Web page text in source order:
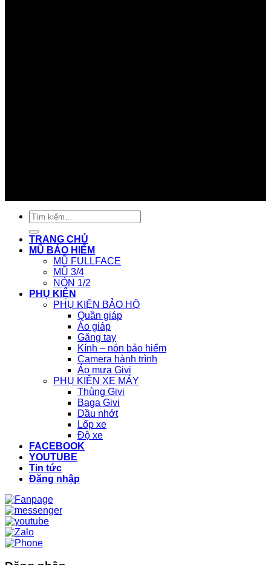
Tìm
kiếm:
TRANG CHỦ
MŨ BẢO HIỂM
MŨ FULLFACE
MŨ 3/4
NÓN 1/2
PHỤ KIỆN
PHỤ KIỆN BẢO HỘ
Quần giáp
Áo giáp
Găng tay
Kính – nón bảo hiểm
Camera hành trình
Áo mưa Givi
PHỤ KIỆN XE MÁY
Thùng Givi
Baga Givi
Dầu nhớt
Lốp xe
Độ xe
FACEBOOK
YOUTUBE
Tin tức
Đăng nhập